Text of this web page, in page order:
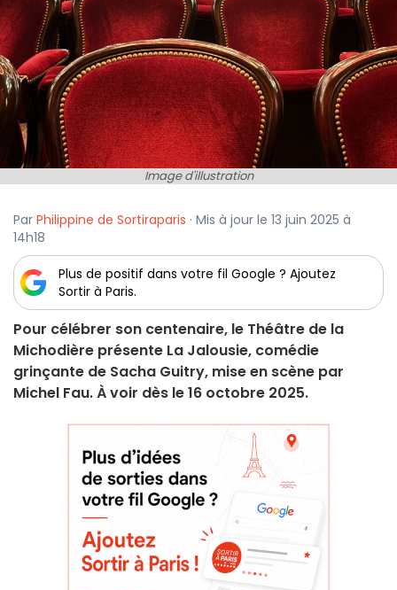
Image d'illustration
Par Philippine de Sortiraparis · Mis à jour le 13 juin 2025 à
14h18
Plus de positif dans votre fil Google ? Ajoutez
Sortir à Paris.
Pour célébrer son centenaire, le Théâtre de la
Michodière présente La Jalousie, comédie
grinçante de Sacha Guitry, mise en scène par
Michel Fau. À voir dès le 16 octobre 2025.